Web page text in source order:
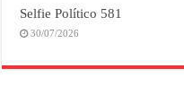
Selfie Político 581
30/07/2026